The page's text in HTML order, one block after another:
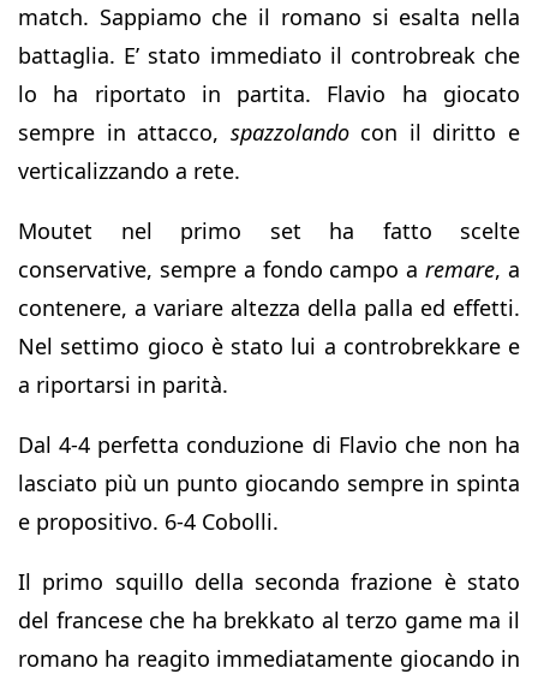
match. Sappiamo che il romano si esalta nella
battaglia. E’ stato immediato il controbreak che
lo ha riportato in partita. Flavio ha giocato
sempre in attacco, spazzolandocon il diritto e
verticalizzando a rete.
Moutet nel primo set ha fatto scelte
conservative, sempre a fondo campo aremare, a
contenere, a variare altezza della palla ed effetti.
Nel settimo gioco è stato lui a controbrekkare e
a riportarsi in parità.
Dal 4-4 perfetta conduzione di Flavio che non ha
lasciato più un punto giocando sempre in spinta
e propositivo. 6-4 Cobolli.
Il primo squillo della seconda frazione è stato
del francese che ha brekkato al terzo game ma il
romano ha reagito immediatamente giocando in